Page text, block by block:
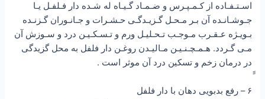
اسـتـفـاده از كـمـپـرس و ضـمـاد گـيـاه له شـده دار فـلفـل يـا
جـوشـانـده آن بـر مـحـل گـزيـدگـى حـشـرات و جـانـوران گـزنـده
بـويـژه عـقـرب مـوجـب تـحـليـل ورم و تـسـكـيـن درد و سـوزش آن
مـى گـردد. هـمـچـنـيـن مـاليـدن روغـن دار فلفل به محل گزيدگى
در درمان زخم و تسكين درد آن موثر است .
۶ – رفع بدبويى دهان با دار فلفل